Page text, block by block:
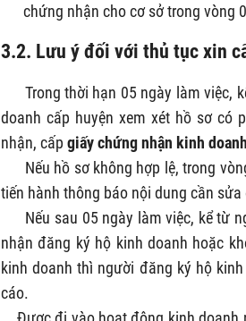
chứng nhận cho cơ sở trong vòng
3.2. Lưu ý đối với thủ tục xin
Trong thời hạn 05 ngày làm việc,
doanh cấp huyện xem xét hồ sơ có
nhận, cấp giấy chứng nhận kinh
Nếu hồ sơ không hợp lệ, trong
tiến hành thông báo nội dung cần
Nếu sau 05 ngày làm việc, kể từ
nhận đăng ký hộ kinh doanh hoặc
kinh doanh thì người đăng ký hộ
cáo.